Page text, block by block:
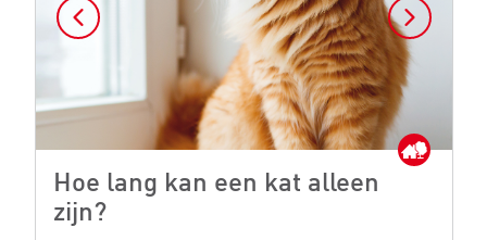
Hoe lang kan een kat alleen
zijn?